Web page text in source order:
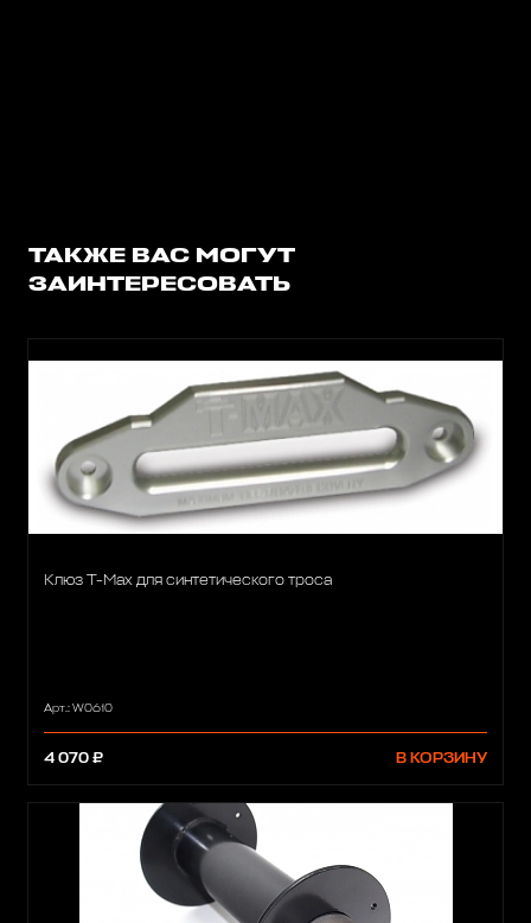
ТАКЖЕ ВАС МОГУТ
ЗАИНТЕРЕСОВАТЬ
Клюз T-Max для синтетического троса
Арт.: W0610
4 070 ₽ В КОРЗИНУ